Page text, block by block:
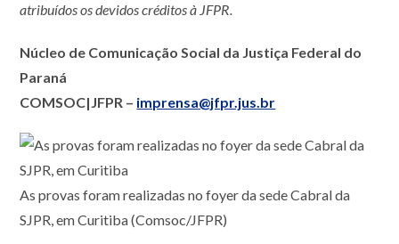
atribuídos os devidos créditos à JFPR.
Núcleo de Comunicação Social da Justiça Federal do
Paraná
COMSOC|JFPR – imprensa@jfpr.jus.br
As provas foram realizadas no foyer da sede Cabral da
SJPR, em Curitiba (Comsoc/JFPR)